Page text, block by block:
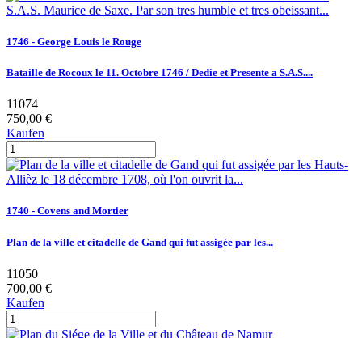
1746 - George Louis le Rouge
Bataille de Rocoux le 11. Octobre 1746 / Dedie et Presente a S.A.S....
11074
750,00 €
Kaufen
1740 - Covens and Mortier
Plan de la ville et citadelle de Gand qui fut assigée par les...
11050
700,00 €
Kaufen